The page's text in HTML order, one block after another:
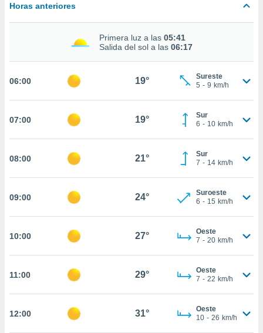
digital
permite
seguir
coste.
a la
todas
nuestros
nos
análisis
perfil
y
en
CONFIGURACIÓN
Horas anteriores
Primera luz a las 05:41
Salida del sol a las 06:17
06:00 19°
Sureste
5 - 9 km/h
07:00 19°
Sur
6 - 10 km/h
08:00 21°
Sur
7 - 14 km/h
09:00 24°
Suroeste
6 - 15 km/h
10:00 27°
Oeste
7 - 20 km/h
11:00 29°
Oeste
7 - 22 km/h
12:00 31°
Oeste
10 - 26 km/h